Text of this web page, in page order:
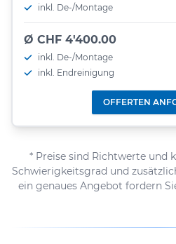
inkl. De-/Montage
Ø CHF 4'400.00
inkl. De-/Montage
inkl. Endreinigung
OFFERTEN
* Preise sind Richtwerte und
Schwierigkeitsgrad und
ein genaues Angebot fordern